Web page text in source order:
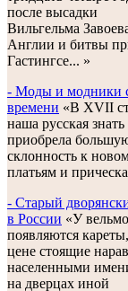
после высадки
Вильгельма
Англии и битвы
Гастингсе... »
- Моды и модники
времени «В XVII
наша русская знать
приобрела
склонность к
платьям и
- Старый
в России «У
появляются
цене стоящие
населенными
на дверцах иной